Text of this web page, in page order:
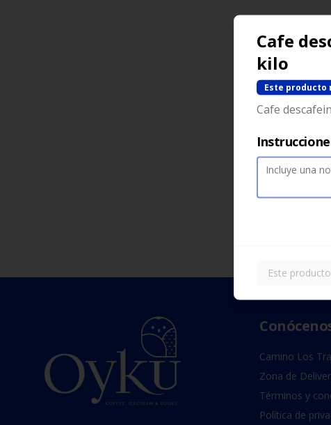
Camino Los
Zona de
Términos y
Política de
Cafe
kilo
Este producto
Cafe
Este